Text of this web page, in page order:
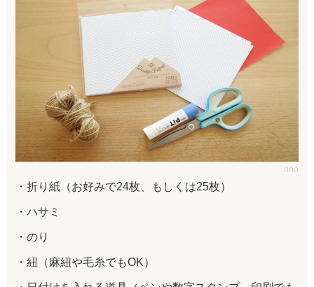
rino
折り紙（お好みで24枚、もしくは25枚）
ハサミ
のり
紐（麻紐や毛糸でもOK）